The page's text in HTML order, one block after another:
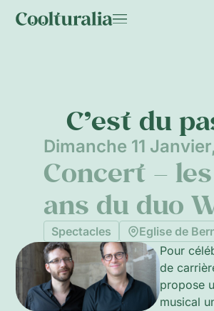
C’est du
Dimanche 11
Concert –
ans du duo
Spectacles
Eglise de
Pour
de
propose
musical